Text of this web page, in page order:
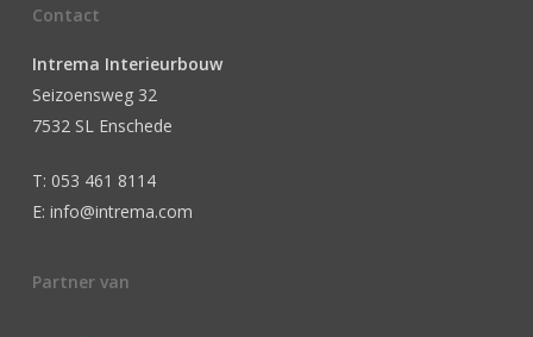
Contact
Intrema Interieurbouw
Seizoensweg 32
7532 SL Enschede
T: 053 461 8114
E: info@intrema.com
Partner van